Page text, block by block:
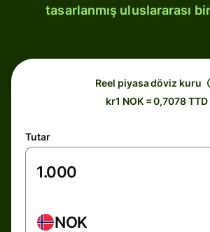
tasarlanmış uluslararası
Reel piyasa döviz kuru
kr1 NOK = 0,7078 TTD
Tutar
NOK